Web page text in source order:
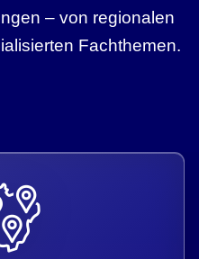
– von regionalen
Fachthemen.